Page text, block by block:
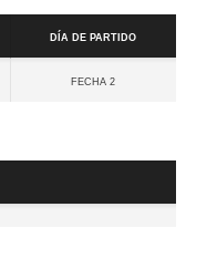
Día de partido
Fecha 2